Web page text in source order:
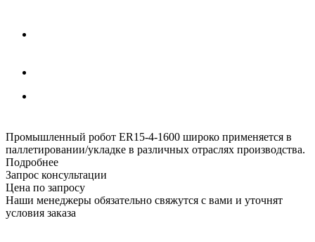
Промышленный робот ER15-4-1600 широко применяется в
паллетировании/укладке в различных отраслях производства.
Подробнее
Запрос консультации
Цена по запросу
Наши менеджеры обязательно свяжутся с вами и уточнят
условия заказа